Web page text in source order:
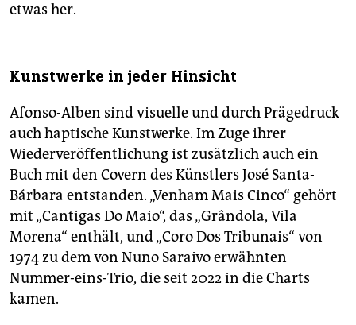
etwas her.
Kunstwerke in jeder Hinsicht
Afonso-Alben sind visuelle und durch Prägedruck
auch haptische Kunstwerke. Im Zuge ihrer
Wiederveröffentlichung ist zusätzlich auch ein
Buch mit den Covern des Künstlers José Santa-
Bárbara entstanden. „Venham Mais Cinco“ gehört
mit „Cantigas Do Maio“, das „Grândola, Vila
Morena“ enthält, und „Coro Dos Tribunais“ von
1974 zu dem von Nuno Saraivo erwähnten
Nummer-eins-Trio, die seit 2022 in die Charts
kamen.